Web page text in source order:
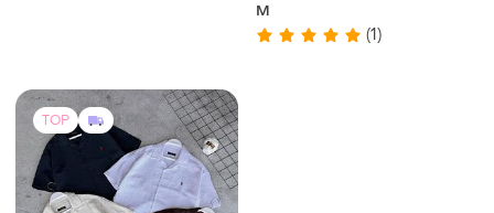
M
(1)
TOP